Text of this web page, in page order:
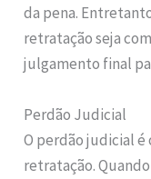
da pena.
retratação seja
julgamento final
Perdão Judicial
O perdão judicial
retratação.